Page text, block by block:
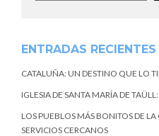
ENTRADAS RECIENTES
CATALUÑA: UN DESTINO QUE LO
IGLESIA DE SANTA MARÍA DE
LOS PUEBLOS MÁS BONITOS DE LA
SERVICIOS CERCANOS